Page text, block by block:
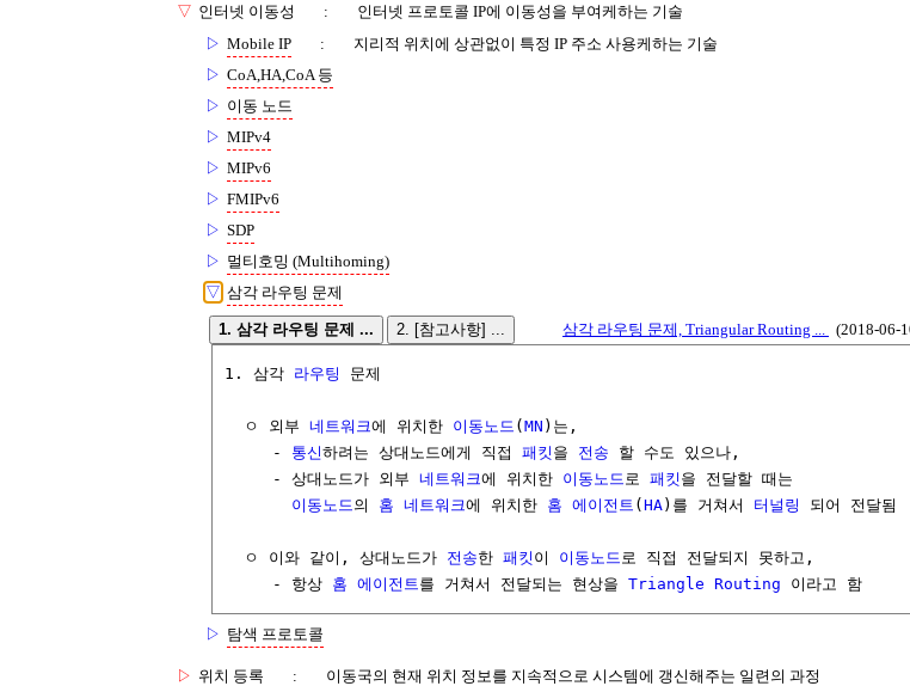
▽ 인터넷 이동성 :
인터넷 프로토콜 IP에 이동성을 부여케하는 기술
▷ Mobile IP :
지리적 위치에 상관없이 특정 IP 주소 사용케하는 기술
▷ CoA,HA,CoA 등
▷ 이동 노드
▷ MIPv4
▷ MIPv6
▷ FMIPv6
▷ SDP
▷ 멀티호밍 (Multihoming)
▽ 삼각 라우팅 문제
1. 삼각 라우팅 문제 ... 2. [참고사항] ... 삼각 라우팅 문제, Triangular Routing ... (2018-06-
1. 삼각 라우팅 문제
  ㅇ 외부
네트워크에 위치한 이동노드 (MN )는,
     -
통신하려는 상대노드에게 직접 패킷 을 전송 할 수도 있으나,
     - 상대노드가 외부
네트워크에 위치한 이동노드 로 패킷 을 전달할 때는
이동노드 의 홈 네트워크에 위치한 홈 에이전트 (HA)를 거쳐서 터널링 되어 전달됨
  ㅇ 이와 같이, 상대노드가
전송한 패킷 이 이동노드 로 직접 전달되지 못하고,
     - 항상
홈 에이전트 를 거쳐서 전달되는 현상을 Triangle Routing 이라고 함
▷ 탐색 프로토콜
▷ 위치 등록 : 이동국의 현재 위치 정보를 지속적으로 시스템에 갱신해주는 일련의 과정